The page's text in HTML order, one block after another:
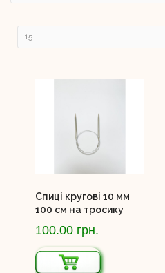
Спиці кругові 10 мм
100 см на тросику
100.00 грн.